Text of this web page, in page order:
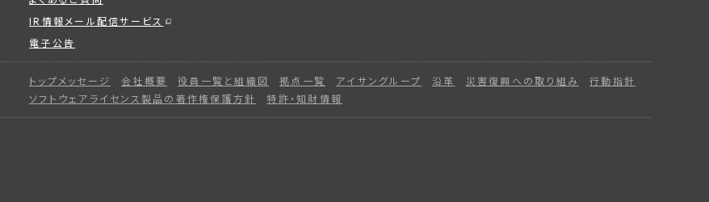
IR情報メール配信サービス
電子公告
トップメッセージ 会社概要 役員一覧と組織図 拠点一覧 アイサングループ 沿革 災害復興への取り組み
行動指針
ソフトウェアライセンス製品の著作権保護方針
特許・知財情報